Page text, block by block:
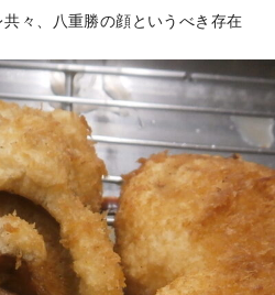
々、八重勝の顔というべき存在